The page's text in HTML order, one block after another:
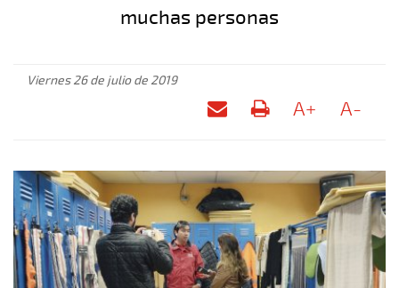
muchas personas
Viernes 26 de julio de 2019
A+ A-